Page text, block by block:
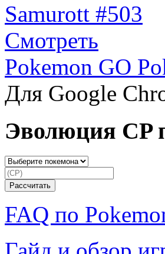
Samurott #503
Смотреть
Pokemon GO
Для Google
Эволюция CP
FAQ по